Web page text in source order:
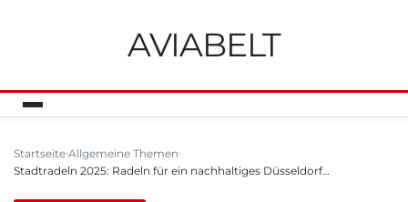
AVIABELT
Startseite Allgemeine Themen
Stadtradeln 2025: Radeln für ein nachhaltiges Düsseldorf…